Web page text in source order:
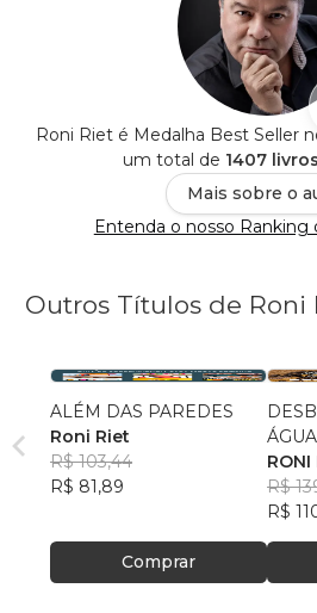
Roni Riet é Medalha Best Seller
um total de 1407
Mais sobre o
Entenda o nosso Ranking
Outros Títulos de Roni
ALÉM DAS PAREDES
Roni Riet
R$ 103,44
R$ 81,89
Comprar
RONI
R$
R$